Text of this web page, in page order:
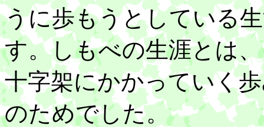
うに歩もうとしている
す。しもべの生涯とは
十字架にかかっていく
のためでした。